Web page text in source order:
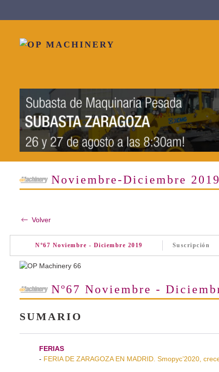
Noviembre-Diciembre 2019
Volver
Nº67 Noviembre - Diciembre 2019 Suscripción
Nº67 Noviembre -
SUMARIO
FERIAS
- FERIA DE ZARAGOZA EN MADRID. Smopyc’2020,